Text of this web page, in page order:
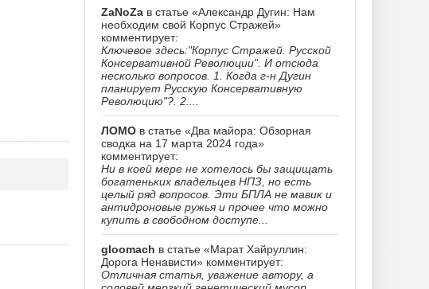
ZaNoZa в статье «Александр Дугин: Нам
необходим свой Корпус Стражей»
комментирует:
Ключевое здесь:"Корпус Стражей. Русской
Консервативной Революции". И отсюда
несколько вопросов. 1. Когда г-н Дугин
планирует Русскую Консервативную
Революцию"?. 2....
ЛОМО в статье «Два майора: Обзорная
сводка на 17 марта 2024 года»
комментирует:
Ни в коей мере не хотелось бы защищать
богатеньких владельцев НПЗ, но есть
целый ряд вопросов. Эти БПЛА не мавик и
антидроновые ружья и прочее что можно
купить в свободном доступе...
gloomach в статье «Марат Хайруллин:
Дорога Ненависти» комментирует:
Отличная статья, уважение автору, а